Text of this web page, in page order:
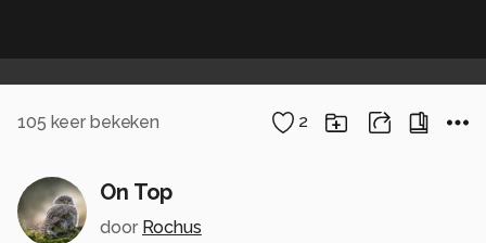
105 keer bekeken 2
On Top
door Rochus